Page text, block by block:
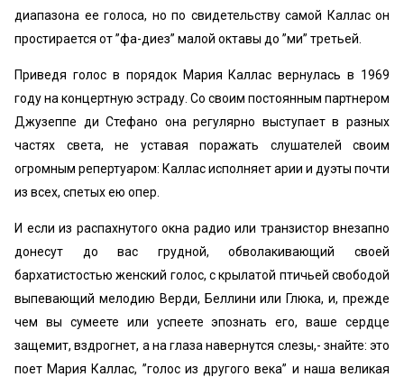
диапазона ее голоса, но по свидетельству самой Каллас он
простирается от ”фа-диез” малой октавы до ”ми” третьей.
Приведя голос в порядок Мария Каллас вернулась в 1969
году на концертную эстраду. Со своим постоянным партнером
Джузеппе ди Стефано она регулярно выступает в разных
частях света, не уставая поражать слушателей своим
огромным репертуаром: Каллас исполняет арии и дуэты почти
из всех, спетых ею опер.
И если из распахнутого окна радио или транзистор внезапно
донесут до вас грудной, обволакивающий своей
бархатистостью женский голос, с крылатой птичьей свободой
выпевающий мелодию Верди, Беллини или Глюка, и, прежде
чем вы сумеете или успеете эпознать его, ваше сердце
защемит, вздрогнет, а на глаза навернутся слезы,- знайте: это
поет Мария Каллас, ’’голос из другого века” и наша великая